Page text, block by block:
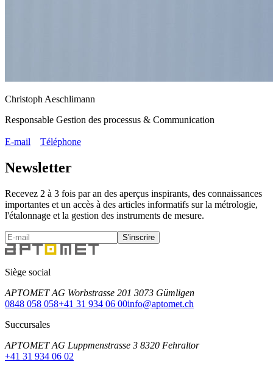
Christoph Aeschlimann
Responsable Gestion des processus & Communication
E-mail Téléphone
Newsletter
Recevez 2 à 3 fois par an des aperçus inspirants, des connaissances
importantes et un accès à des articles informatifs sur la métrologie,
l'étalonnage et la gestion des instruments de mesure.
S'inscrire
Siège social
APTOMET AG Worbstrasse 201 3073 Gümligen
0848 058 058+41 31 934 06 00info@aptomet.ch
Succursales
APTOMET AG Luppmenstrasse 3 8320 Fehraltor
+41 31 934 06 02